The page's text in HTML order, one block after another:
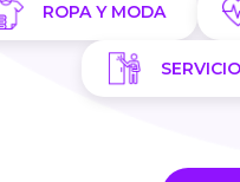
ROPA Y MODA